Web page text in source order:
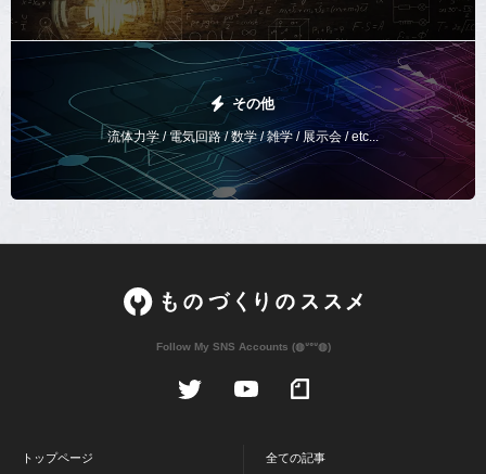
その他
流体力学 / 電気回路 / 数学 / 雑学 / 展示会 / etc...
Follow My SNS Accounts (◍ᐡᐤᐡ◍)
トップページ 全ての記事